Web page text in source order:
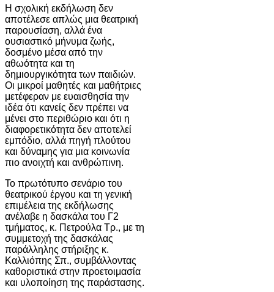
Η σχολική εκδήλωση δεν
αποτέλεσε απλώς μια θεατρική
παρουσίαση, αλλά ένα
ουσιαστικό μήνυμα ζωής,
δοσμένο μέσα από την
αθωότητα και τη
δημιουργικότητα των παιδιών.
Οι μικροί μαθητές και μαθήτριες
μετέφεραν με ευαισθησία την
ιδέα ότι κανείς δεν πρέπει να
μένει στο περιθώριο και ότι η
διαφορετικότητα δεν αποτελεί
εμπόδιο, αλλά πηγή πλούτου
και δύναμης για μια κοινωνία
πιο ανοιχτή και ανθρώπινη.
Το πρωτότυπο σενάριο του
θεατρικού έργου και τη γενική
επιμέλεια της εκδήλωσης
ανέλαβε η δασκάλα του Γ2
τμήματος, κ. Πετρούλα Τρ., με τη
συμμετοχή της δασκάλας
παράλληλης στήριξης κ.
Καλλιόπης Σπ., συμβάλλοντας
καθοριστικά στην προετοιμασία
και υλοποίηση της παράστασης.